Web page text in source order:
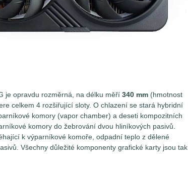
je opravdu rozměrná, na délku měří 340 mm (hmotnost
celkem 4 rozšiřující sloty. O chlazení se stará hybridní
komory (vapor chamber) a deseti kompozitních
komory do žebrování dvou hliníkových pasivů.
k výparníkové komoře, odpadní teplo z dělené
Všechny důležité komponenty grafické karty jsou tak